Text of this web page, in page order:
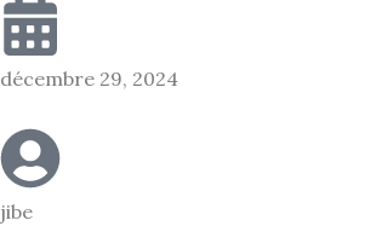
décembre 29, 2024
jibe